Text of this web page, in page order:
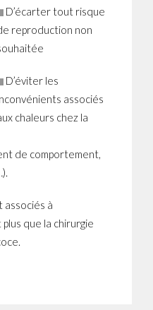
D’écarter tout risque
reproduction non
D’éviter les
associés
chaleurs chez la
de comportement,
associés à
plus que la chirurgie